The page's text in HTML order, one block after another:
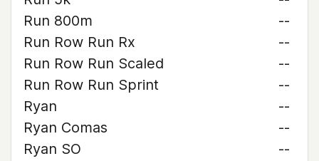
Run 800m
--
Run Row Run Rx
--
Run Row Run Scaled
--
Run Row Run Sprint
--
Ryan
--
Ryan Comas
--
Ryan SO
--